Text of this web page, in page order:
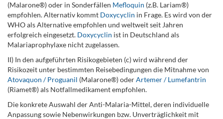
(Malarone®) oder in Sonderfällen Mefloquin (z.B. Lariam®)
empfohlen. Alternativ kommt Doxycyclin in Frage. Es wird von der
WHO als Alternative empfohlen und weltweit seit Jahren
erfolgreich eingesetzt. Doxycyclin ist in Deutschland als
Malariaprophylaxe nicht zugelassen.
II) In den aufgeführten Risikogebieten (c) wird während der
Risikozeit unter bestimmten Reisebedingungen die Mitnahme von
Atovaquon / Proguanil (Malarone®) oderArtemer / Lumefantrin
(Riamet®) als Notfallmedikament empfohlen.
Die konkrete Auswahl der Anti-Malaria-Mittel, deren individuelle
Anpassung sowie Nebenwirkungen bzw. Unverträglichkeit mit